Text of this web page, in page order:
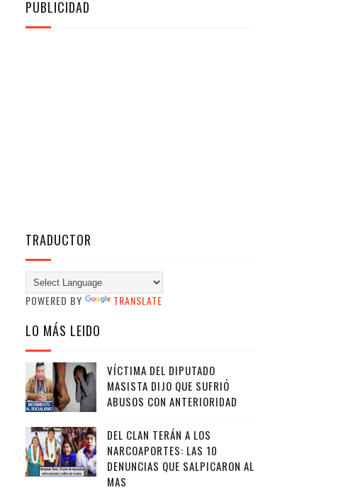
PUBLICIDAD
TRADUCTOR
POWERED BY TRANSLATE
LO MÁS LEIDO
VÍCTIMA DEL DIPUTADO
MASISTA DIJO QUE SUFRIÓ
ABUSOS CON ANTERIORIDAD
DEL CLAN TERÁN A LOS
NARCOAPORTES: LAS 10
DENUNCIAS QUE SALPICARON AL
MAS